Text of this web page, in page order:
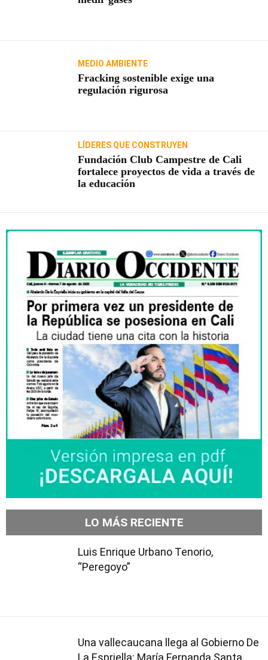
MEDIO AMBIENTE
Fracking sostenible exige una
regulación rigurosa
LÍDERES QUE CONSTRUYEN
Fundación Club Campestre de Cali
fortalece proyectos de vida a través de
la educación
LO MÁS RECIENTE
Luis Enrique Urbano Tenorio,
“Peregoyo”
Una vallecaucana llega al Gobierno De
La Espriella: María Fernanda Santa,